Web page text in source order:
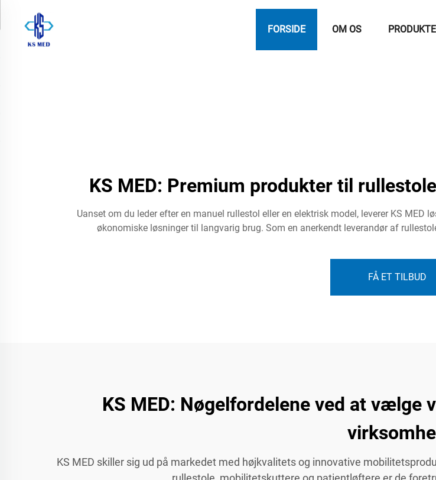
FORSIDE OM OS
KS MED: Premium produkter til
Uanset om du leder efter en manuel rullestol eller en elektrisk model, leverer KS MED
økonomiske løsninger til langvarig brug. Som en anerkendt leverandør af
FÅ ET TILBUD
KS MED: Nøgelfordelene ved at
KS MED skiller sig ud på markedet med højkvalitets og innovative